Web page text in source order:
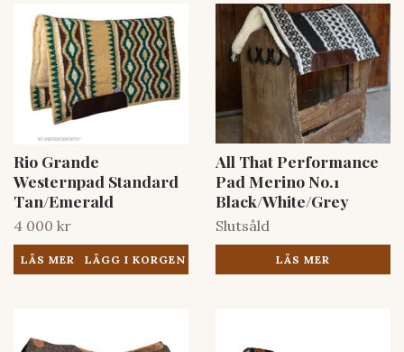
Rio Grande
Westernpad Standard
Tan/Emerald
4 000 kr
LÄS MER
All That Performance
Pad Merino No.1
Black/White/Grey
Slutsåld
LÄS MER